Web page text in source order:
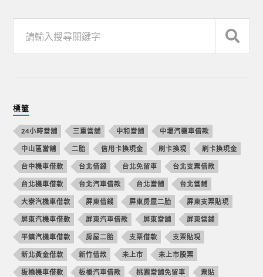
標籤
24小時當舖 三重當舖 中和當舖 中壢汽機車借款
中山區當舖 二胎 信用卡換現金 刷卡換現 刷卡換現金
台中機車借款 台北借錢 台北免留車 台北支票借款
台北機車借款 台北汽車借款 台北當舖 台北當鋪
大寮汽機車借款 屏東借錢 屏東房屋二胎 屏東支票貼現
屏東汽機車借款 屏東汽車借款 屏東當舖 屏東當鋪
平鎮汽機車借款 房屋二胎 支票借款 支票貼現
新北黃金借款 新竹借款 未上市 未上市股票
板橋機車借款 板橋汽車借款 桃園當舖免留車 票貼